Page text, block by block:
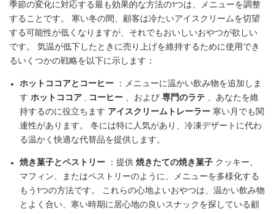
季節の変化に対応する最も効果的な方法の1つは、メニューを調整
することです。 寒い冬の間、顧客は冷たいアイスクリームを切望
する可能性が低くなりますが、それでもおいしいおやつが欲しい
です。 気温が低下したときに売り上げを維持するために使用でき
るいくつかの戦略を以下に示します：
ホットココアとコーヒー
：メニューに温かい飲み物を追加しま
す ホットココア , コーヒー 、および 専門のラテ 、あなたを維
持するのに役立ちます アイスクリームトレーラー 寒い月でも関
連性があります。 冬には特に人気があり、冷凍デザートに代わ
る温かく快適な代替品を提供します。
焼き菓子とペストリー ：提供 焼きたての焼き菓子 クッキー、
マフィン、またはペストリーのように、メニューを多様化する
もう1つの方法です。 これらの心地よいおやつは、温かい飲み物
とよく合い、寒い時期に居心地の良いスナックを探している顧